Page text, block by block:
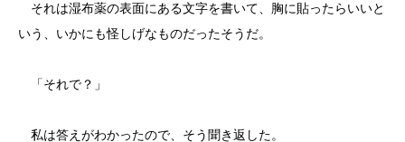
それは湿布薬の表面にある文字を書いて、胸に貼ったらいいと
いう、いかにも怪しげなものだったそうだ。
「それで？」
私は答えがわかったので、そう聞き返した。